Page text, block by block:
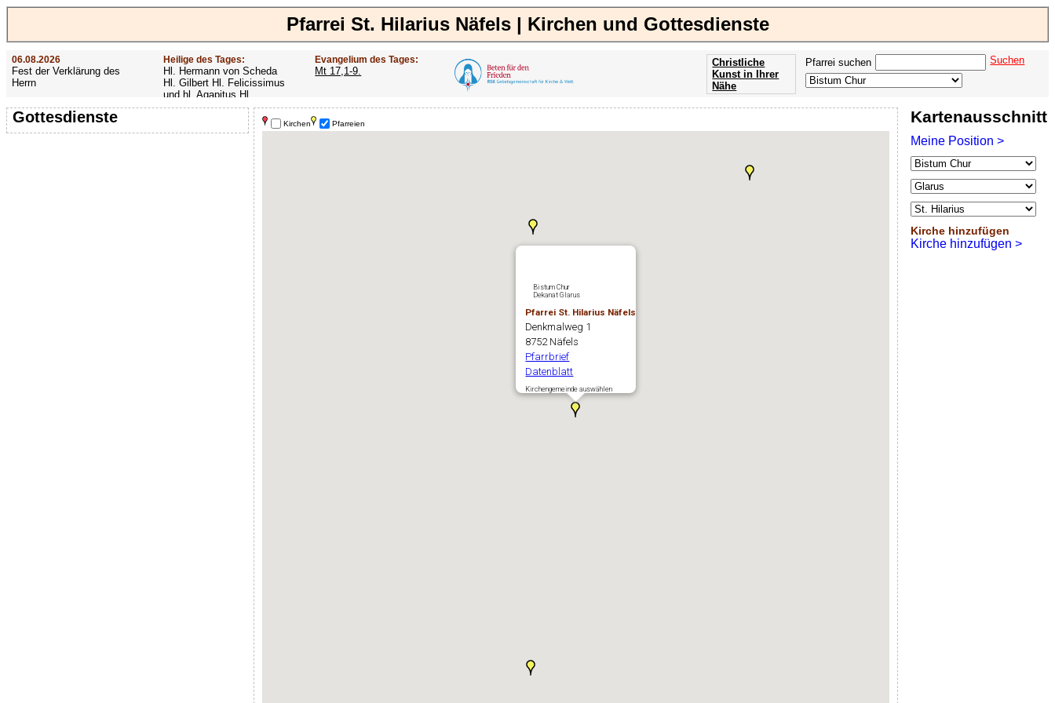
Pfarrei St. Hilarius Näfels | Kirchen und Gottesdienste
06.08.2026
Fest der Verklärung des
Herrn
Heilige des Tages:
Hl. Hermann von Scheda
Hl. Gilbert Hl. Felicissimus
und hl. Agapitus Hl.
Gezelinus (Gozelin)
Evangelium des Tages:
Mt 17,1-9.
Pfarrei suchen Suchen
Christliche
Kunst in Ihrer
Nähe
Offenbarung
der Apokalypse
des Johannes
Gottesdienste Kartenausschnitt
Meine Position >
Kirche hinzufügen
Kirche hinzufügen >
Kirchen Pfarreien
Bistum Chur
Dekanat Glarus
Pfarrei St. Hilarius Näfels
Denkmalweg 1
8752 Näfels
Pfarrbrief
Datenblatt
Kirchengemeinde auswählen